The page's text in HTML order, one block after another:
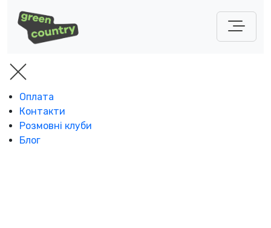
Оплата
Контакти
Розмовні клуби
Блог